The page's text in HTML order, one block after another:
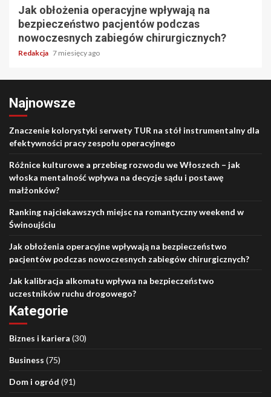
Jak obłożenia operacyjne wpływają na
bezpieczeństwo pacjentów podczas
nowoczesnych zabiegów chirurgicznych?
Redakcja 7 miesięcy ago
Najnowsze
Znaczenie kolorystyki serwety TUR na stół instrumentalny dla
efektywności pracy zespołu operacyjnego
Różnice kulturowe a przebieg rozwodu we Włoszech – jak
włoska mentalność wpływa na decyzje sądu i postawę
małżonków?
Ranking najciekawszych miejsc na romantyczny weekend w
Świnoujściu
Jak obłożenia operacyjne wpływają na bezpieczeństwo
pacjentów podczas nowoczesnych zabiegów chirurgicznych?
Jak kalibracja alkomatu wpływa na bezpieczeństwo
uczestników ruchu drogowego?
Kategorie
Biznes i kariera (30)
Business (75)
Dom i ogród (91)